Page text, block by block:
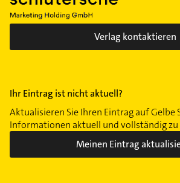
Verlag kontaktieren
Ihr Eintrag ist nicht aktuell?
Aktualisieren Sie Ihren Eintrag auf Gelbe
Informationen aktuell und vollständig zu
Meinen Eintrag